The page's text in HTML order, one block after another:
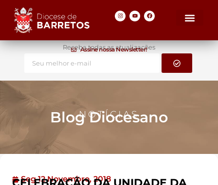
Assine nossa Newsletter!
Receba todas as atualizações
NOTÍCIAS
Blog Diocesano
Seg 12 Novembro, 2018